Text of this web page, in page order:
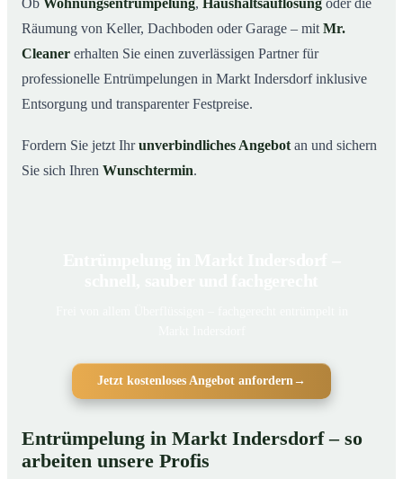
Ob Wohnungsentrümpelung, Haushaltsauflösung oder die
Räumung von Keller, Dachboden oder Garage – mit Mr.
Cleaner erhalten Sie einen zuverlässigen Partner für
professionelle Entrümpelungen in Markt Indersdorf inklusive
Entsorgung und transparenter Festpreise.
Fordern Sie jetzt Ihrunverbindliches Angebot an und sichern
Sie sich Ihren Wunschtermin.
Jetzt kostenloses Angebot anfordern→
Entrümpelung in Markt Indersdorf – so
arbeiten unsere Profis